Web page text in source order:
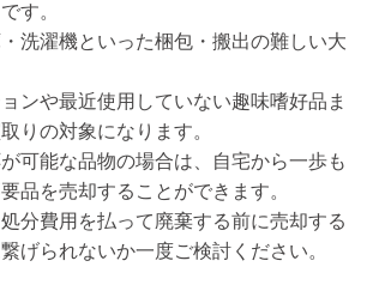
す。
洗濯機といった梱包・搬出の難しい大
ンや最近使用していない趣味嗜好品ま
りの対象になります。
可能な品物の場合は、自宅から一歩も
品を売却することができます。
分費用を払って廃棄する前に売却する
げられないか一度ご検討ください。